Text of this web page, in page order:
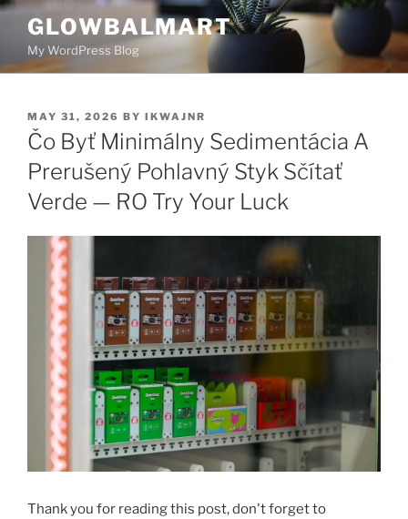
GLOWBALMART
My WordPress Blog
MAY 31, 2026 BY IKWAJNR
Čo Byť Minimálny Sedimentácia A
Prerušený Pohlavný Styk Sčítať
Verde — RO Try Your Luck
Thank you for reading this post, don't forget to